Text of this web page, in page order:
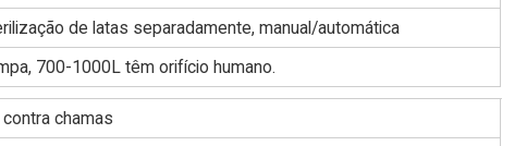
de latas separadamente, manual/automática
700-1000L têm orifício humano.
chamas